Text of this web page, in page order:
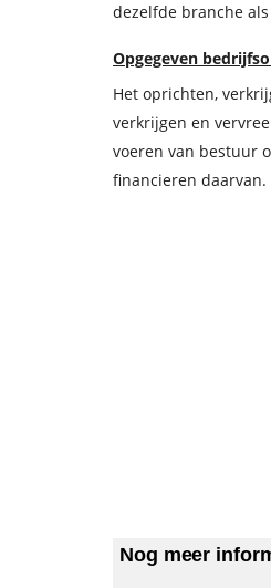
dezelfde branche als
Opgegeven
Het oprichten,
verkrijgen en
voeren van bestuur
financieren daarvan.
Nog meer